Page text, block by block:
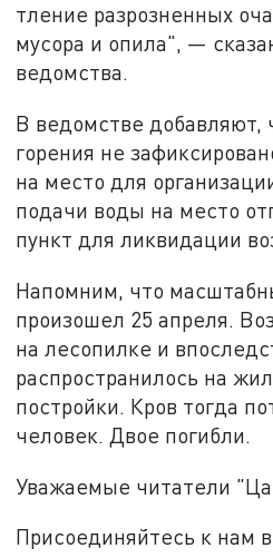
тление разрозненных
мусора и опила", —
ведомства.
В ведомстве добавляют,
горения не
на место для
подачи воды на место
пункт для ликвидации
Напомним, что
произошел 25 апреля.
на лесопилке и
распространилось на
постройки. Кров тогда
человек. Двое погибли.
Уважаемые читатели
Присоединяйтесь к нам в